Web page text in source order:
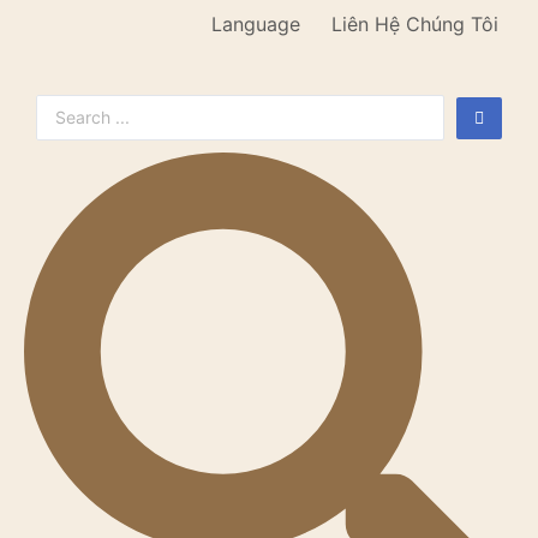
Language Liên Hệ Chúng Tôi